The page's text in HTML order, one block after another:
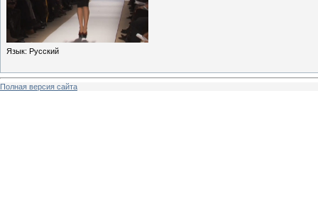
Язык: Русский
Полная версия сайта